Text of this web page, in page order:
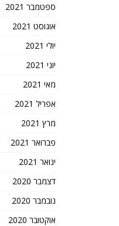
ספטמבר 2021
אוגוסט 2021
יולי 2021
יוני 2021
מאי 2021
אפריל 2021
מרץ 2021
פברואר 2021
ינואר 2021
דצמבר 2020
נובמבר 2020
אוקטובר 2020